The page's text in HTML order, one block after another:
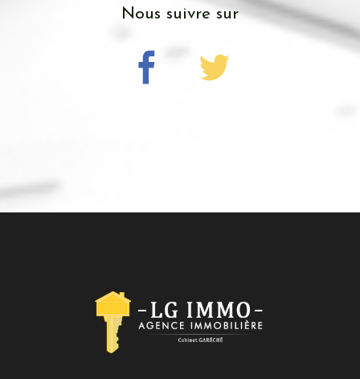
nous suivre sur